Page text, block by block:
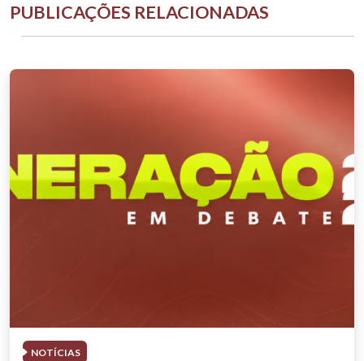
PUBLICAÇÕES RELACIONADAS
NOTÍCIAS